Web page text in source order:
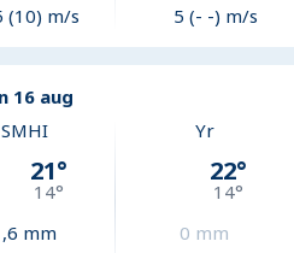
(10) m/s
5 (- -) m/s
16 aug
SMHI
21°
14°
mm
Yr
22°
14°
0 mm